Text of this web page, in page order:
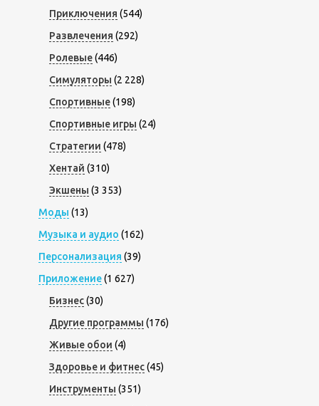
Приключения (544)
Развлечения (292)
Ролевые(446)
Симуляторы (2 228)
Спортивные(198)
Спортивные игры (24)
Стратегии (478)
Хентай (310)
Экшены (3 353)
Моды (13)
Музыка и аудио (162)
Персонализация (39)
Приложение(1 627)
Бизнес(30)
Другие программы (176)
Живые обои (4)
Здоровье и фитнес(45)
Инструменты (351)